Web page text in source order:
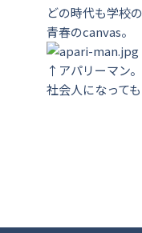
どの時代も学校
青春のcanvas。
↑アパリーマン。
社会人になって